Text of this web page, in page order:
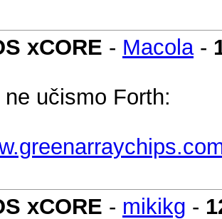
xCORE - Macola-
učismo Forth:
xCORE - mikikg -